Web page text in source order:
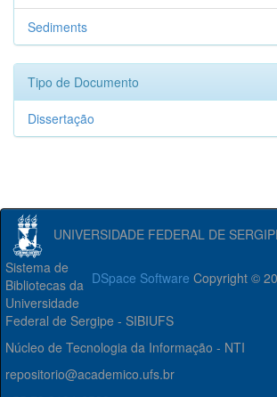
Sediments
Tipo de Documento
Dissertação
UNIVERSIDADE FEDERAL DE
DSpace Software Copyright ©
Sistema de
Bibliotecas da
Universidade
Federal de Sergipe - SIBIUFS
Núcleo de Tecnologia da Informação - NTI
repositorio@academico.ufs.br